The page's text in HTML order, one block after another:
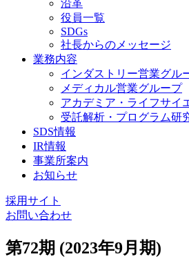
沿革
役員一覧
SDGs
社長からのメッセージ
業務内容
インダストリー営業グル
メディカル営業グループ
アカデミア・ライフサイ
受託解析・プログラム研
SDS情報
IR情報
事業所案内
お知らせ
採用サイト
お問い合わせ
第72期 (2023年9月期)